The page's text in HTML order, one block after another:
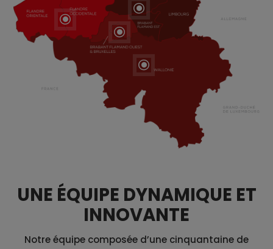
\
\
\
\
UNE ÉQUIPE DYNAMIQUE ET
INNOVANTE
Notre équipe composée d’une cinquantaine de